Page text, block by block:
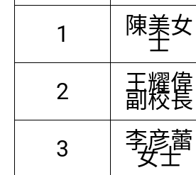
1
陳美女
士
2 王耀偉
副校長
3 李彦蕾
女士